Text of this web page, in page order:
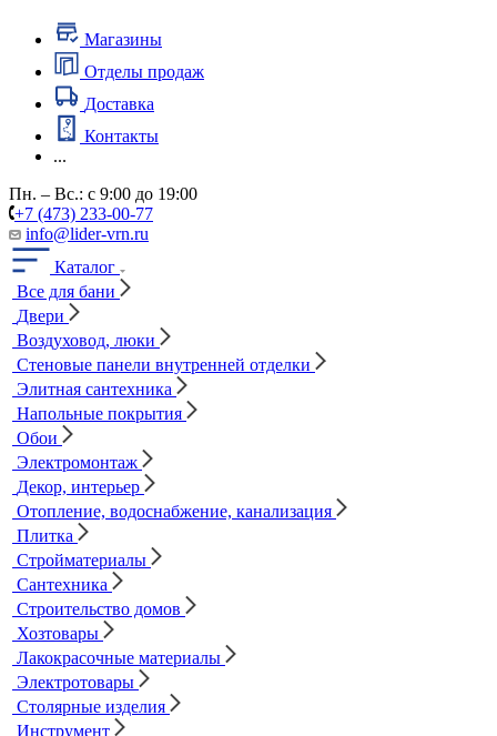
Магазины
Отделы продаж
Доставка
Контакты
...
Пн. – Вс.: с 9:00 до 19:00
+7 (473) 233-00-77
info@lider-vrn.ru
Каталог
Все для бани
Двери
Воздуховод, люки
Стеновые панели внутренней отделки
Элитная сантехника
Напольные покрытия
Обои
Электромонтаж
Декор, интерьер
Отопление, водоснабжение, канализация
Плитка
Стройматериалы
Сантехника
Строительство домов
Хозтовары
Лакокрасочные материалы
Электротовары
Столярные изделия
Инструмент